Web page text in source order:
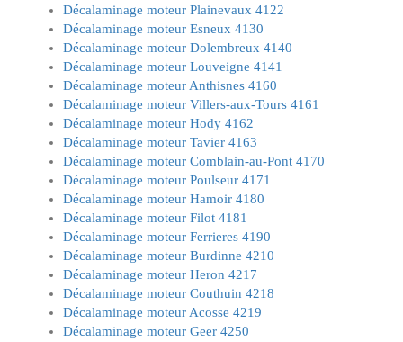
Décalaminage moteur Plainevaux 4122
Décalaminage moteur Esneux 4130
Décalaminage moteur Dolembreux 4140
Décalaminage moteur Louveigne 4141
Décalaminage moteur Anthisnes 4160
Décalaminage moteur Villers-aux-Tours 4161
Décalaminage moteur Hody 4162
Décalaminage moteur Tavier 4163
Décalaminage moteur Comblain-au-Pont 4170
Décalaminage moteur Poulseur 4171
Décalaminage moteur Hamoir 4180
Décalaminage moteur Filot 4181
Décalaminage moteur Ferrieres 4190
Décalaminage moteur Burdinne 4210
Décalaminage moteur Heron 4217
Décalaminage moteur Couthuin 4218
Décalaminage moteur Acosse 4219
Décalaminage moteur Geer 4250